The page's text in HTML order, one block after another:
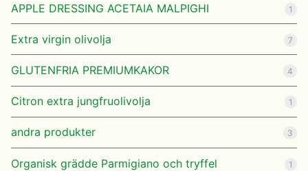
APPLE DRESSING ACETAIA MALPIGHI 1
Extra virgin olivolja 7
GLUTENFRIA PREMIUMKAKOR 4
Citron extra jungfruolivolja 1
andra produkter 3
Organisk grädde Parmigiano och tryffel 1